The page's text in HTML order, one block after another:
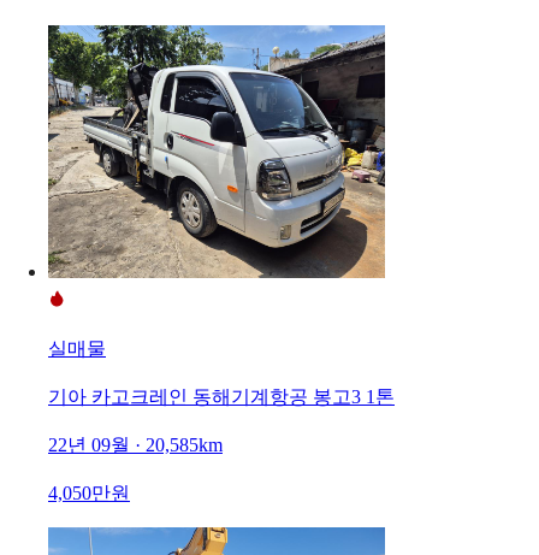
실매물
기아 카고크레인 동해기계항공 봉고3 1톤
22년 09월 · 20,585km
4,050만원